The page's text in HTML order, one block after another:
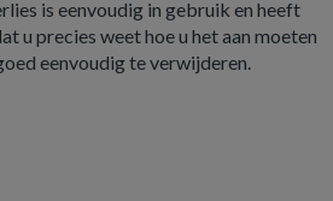
is eenvoudig in gebruik en heeft
u precies weet hoe u het aan moeten
eenvoudig te verwijderen.